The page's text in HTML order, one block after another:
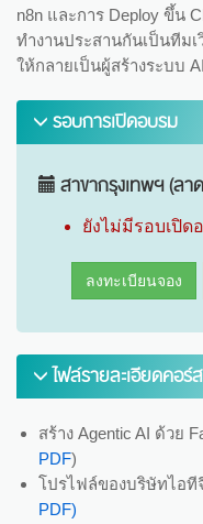
n8n และการ Deploy ขึ้น
ทำงานประสานกันเป็นทีม
ให้กลายเป็นผู้สร้างระบบ
รอบการเปิดอบรม
สาขากรุงเทพฯ (ลา
ยังไม่มีรอบเปิด
ลงทะเบียนจอง
ไฟล์รายละเอียดคอร์ส
สร้าง Agentic AI ด้วย
PDF)
โปรไฟล์ของบริษัทไอที
PDF)